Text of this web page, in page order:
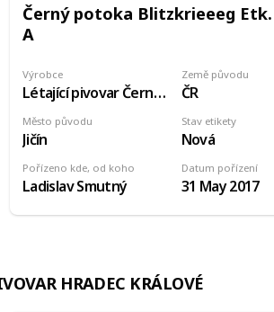
Černý potoka Blitzkrieeeg Etk.
A
Výrobce
Létající pivovar Černý potoka
Země původu
ČR
Pořízeno kde, od koho
Ladislav Smutný
Stav etikety
Nová
Datum pořízení
31 May 2017
Město původu
Jičín
HRADEC KRÁLOVÉ